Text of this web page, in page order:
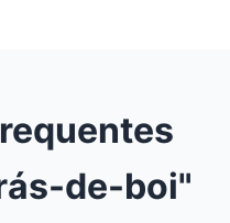
de-boi"